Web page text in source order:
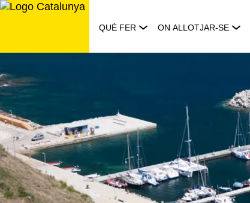
Saltar
QUÈ FER ON ALLOTJAR-SE